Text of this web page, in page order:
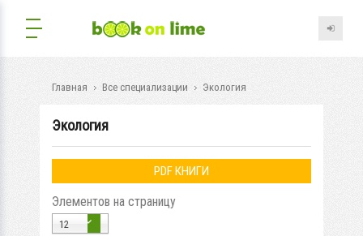
Главная Все специализации Экология
Экология
PDF КНИГИ
Элементов на страницу
12